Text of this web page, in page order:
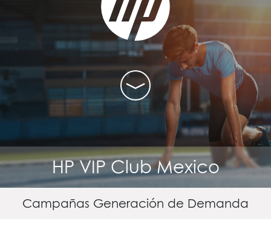
HP VIP Club Mexico
Campañas Generación de Demanda